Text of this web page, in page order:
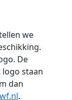
we
De
staan
dan
.